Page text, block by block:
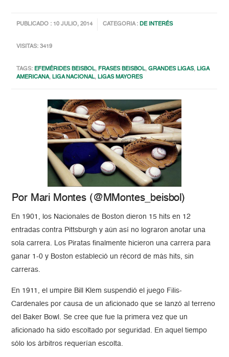
PUBLICADO : 10 JULIO, 2014 CATEGORIA :DE INTERÉS
VISITAS: 3419
TAGS: EFEMÉRIDES BEISBOL, FRASES BEISBOL,GRANDES LIGAS,LIGA
AMERICANA,LIGA NACIONAL,LIGAS MAYORES
Por Mari Montes (@MMontes_beisbol)
En 1901, los Nacionales de Boston dieron 15 hits en 12
entradas contra Pittsburgh y aún así no lograron anotar una
sola carrera. Los Piratas finalmente hicieron una carrera para
ganar 1-0 y Boston estableció un récord de más hits, sin
carreras.
En 1911, el umpire Bill Klem suspendió el juego Filis-
Cardenales por causa de un aficionado que se lanzó al terreno
del Baker Bowl. Se cree que fue la primera vez que un
aficionado ha sido escoltado por seguridad. En aquel tiempo
sólo los árbitros requerían escolta.